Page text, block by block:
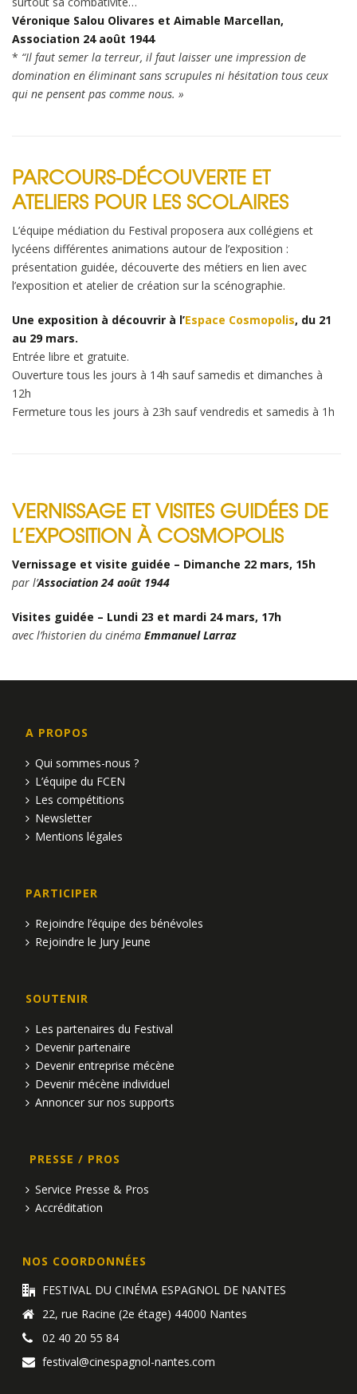
Véronique Salou Olivares et Aimable Marcellan,
Association 24 août 1944
* “Il faut semer la terreur, il faut laisser une impression de
domination en éliminant sans scrupules ni hésitation tous ceux
qui ne pensent pas comme nous. »
PARCOURS-DÉCOUVERTE ET
ATELIERS POUR LES SCOLAIRES
L’équipe médiation du Festival proposera aux collégiens et
lycéens différentes animations autour de l’exposition :
présentation guidée, découverte des métiers en lien avec
l’exposition et atelier de création sur la scénographie.
Une exposition à découvrir à l’Espace Cosmopolis, du 21
au 29 mars.
Entrée libre et gratuite.
Ouverture tous les jours à 14h sauf samedis et dimanches à
12h
Fermeture tous les jours à 23h sauf vendredis et samedis à 1h
VERNISSAGE ET VISITES GUIDÉES DE
L’EXPOSITION À COSMOPOLIS
Vernissage et visite guidée – Dimanche 22 mars, 15h
par l’Association 24 août 1944
Visites guidée – Lundi 23 et mardi 24 mars, 17h
avec l’historien du cinéma Emmanuel Larraz
A PROPOS
Qui sommes-nous ?
L’équipe du FCEN
Les compétitions
Newsletter
Mentions légales
PARTICIPER
Rejoindre l’équipe des bénévoles
Rejoindre le Jury Jeune
SOUTENIR
Les partenaires du Festival
Devenir partenaire
Devenir entreprise mécène
Devenir mécène individuel
Annoncer sur nos supports
PRESSE / PROS
Service Presse & Pros
Accréditation
NOS COORDONNÉES
FESTIVAL DU CINÉMA ESPAGNOL DE NANTES
22, rue Racine (2e étage) 44000 Nantes
02 40 20 55 84
festival@cinespagnol-nantes.com